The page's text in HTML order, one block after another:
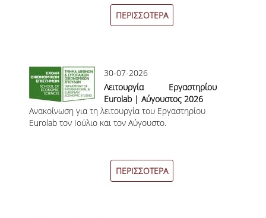
ΜΗΤΡΩΑ ΜΕΛΩΝ ΤΜΗΜΑΤΟΣ
ΟΙΚΟΝΟΜΙΚΑ ΜΕ ΔΙΕΘΝΗ ΔΙΑΣΤΑΣΗ
ΔΙΕΠΙΣΤΗΜΟΝΙΚΟΤΗΤΑ
ΠΑΙΔΑΓΩΓΙΚΗ ΦΙΛΟΣΟΦΙΑ
ΤΕΧΝΟΛΟΓΙΚΗ ΕΝΣΩΜΑΤΩΣΗ
ΠΕΡΙΣΣΟΤΕΡΑ
30-07-2026
Λειτουργία Εργαστηρίου
Eurolab | Αύγουστος 2026
Ανακοίνωση για τη λειτουργία του Εργαστηρίου
Eurolab τον Ιούλιο και τον Αύγουστο.
ΠΕΡΙΣΣΟΤΕΡΑ